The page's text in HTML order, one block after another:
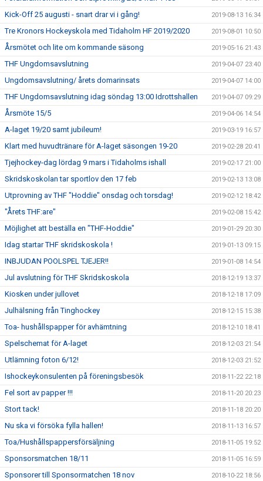
Kick-Off 25 augusti - snart drar vi i gång! 2019-08-13 16:34
Tre Kronors Hockeyskola med Tidaholm HF 2019/2020 2019-08-01 10:50
Årsmötet och lite om kommande säsong 2019-05-16 21:43
THF Ungdomsavslutning 2019-04-07 23:40
Ungdomsavslutning/ årets domarinsats 2019-04-07 14:00
THF Ungdomsavslutning idag söndag 13:00 Idrottshallen 2019-04-07 09:29
Årsmöte 15/5 2019-04-06 14:54
A-laget 19/20 samt jubileum! 2019-03-19 16:57
Klart med huvudtränare för A-laget säsongen 19-20 2019-02-28 20:41
Tjejhockey-dag lördag 9 mars i Tidaholms ishall 2019-02-17 21:00
Skridskoskolan tar sportlov den 17 feb 2019-02-13 13:08
Utprovning av THF "Hoddie" onsdag och torsdag! 2019-02-12 18:42
"Årets THF:are" 2019-02-08 15:42
Möjlighet att beställa en "THF-Hoddie" 2019-01-29 20:30
Idag startar THF skridskoskola ! 2019-01-13 09:15
INBJUDAN POOLSPEL TJEJER!! 2019-01-08 14:54
Jul avslutning för THF Skridskoskola 2018-12-19 13:37
Kiosken under jullovet 2018-12-18 17:09
Julhälsning från Tinghockey 2018-12-15 15:38
Toa- hushållspapper för avhämtning 2018-12-10 18:41
Spelschemat för A-laget 2018-12-03 21:54
Utlämning foton 6/12! 2018-12-03 21:52
Ishockeykonsulenten på föreningsbesök 2018-11-22 22:18
Fel sort av papper !!! 2018-11-20 20:23
Stort tack! 2018-11-18 20:20
Nu ska vi försöka fylla hallen! 2018-11-13 16:57
Toa/Hushållspappersförsäljning 2018-11-05 19:52
Sponsorsmatchen 18/11 2018-11-05 16:59
Sponsorer till Sponsormatchen 18 nov 2018-10-22 18:56